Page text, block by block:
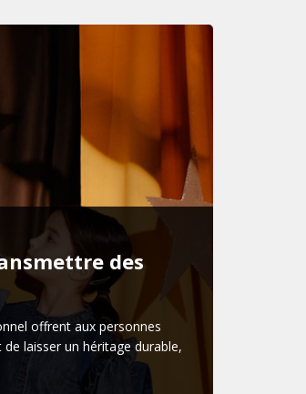
des
offrent aux personnes
laisser un héritage durable,